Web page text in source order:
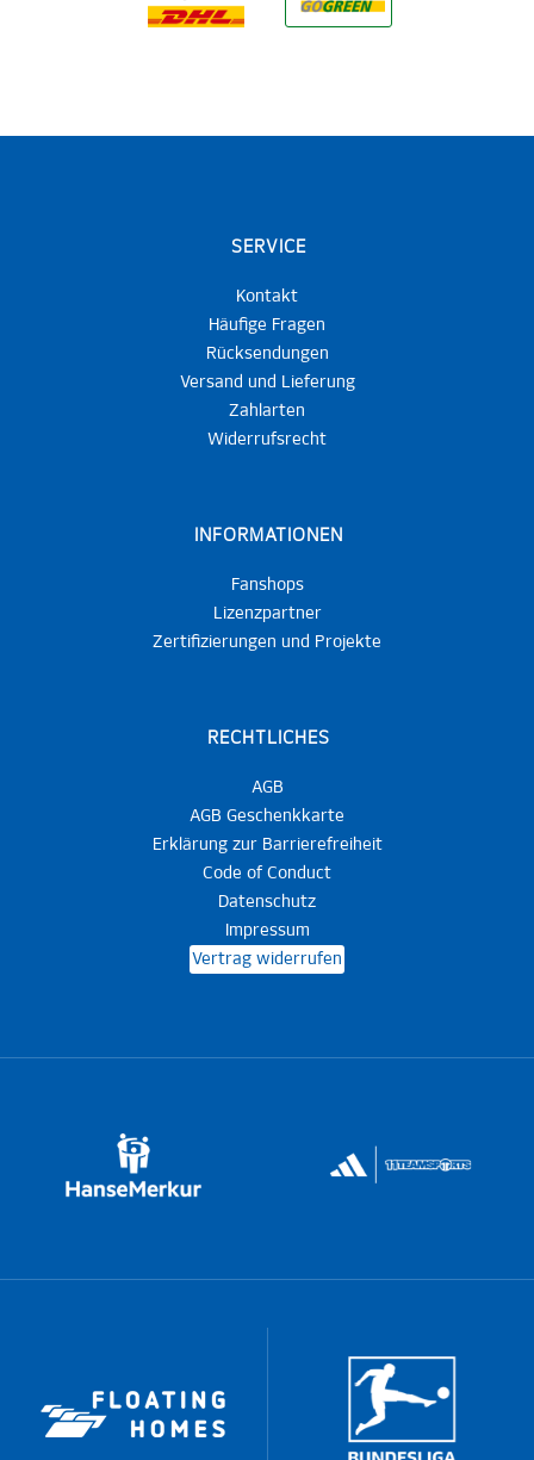
SERVICE
Kontakt
Häufige Fragen
Rücksendungen
Versand und Lieferung
Zahlarten
Widerrufsrecht
INFORMATIONEN
Fanshops
Lizenzpartner
Zertifizierungen und Projekte
RECHTLICHES
AGB
AGB Geschenkkarte
Erklärung zur Barrierefreiheit
Code of Conduct
Datenschutz
Impressum
Vertrag widerrufen